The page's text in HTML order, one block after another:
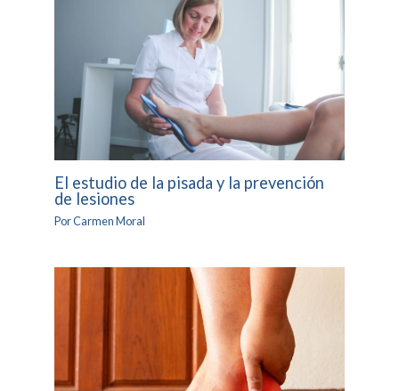
El estudio de la pisada y la prevención
de lesiones
PorCarmen Moral